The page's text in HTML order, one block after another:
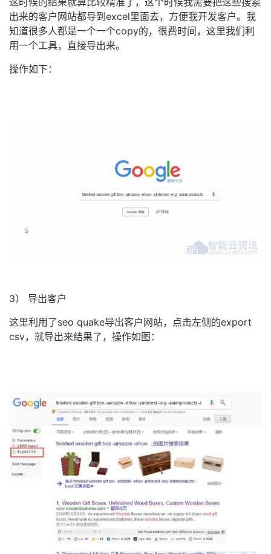
出来的客户网站都导到excel里面去，方便我开发客户。我
知道很多人都是一个一个copy的，很费时间，这里我们利
用一个工具，直接导出来。
操作如下：
3） 导出客户
这里利用了seo quake导出客户网站，点击左侧的export
csv，就导出来结果了，操作如图：